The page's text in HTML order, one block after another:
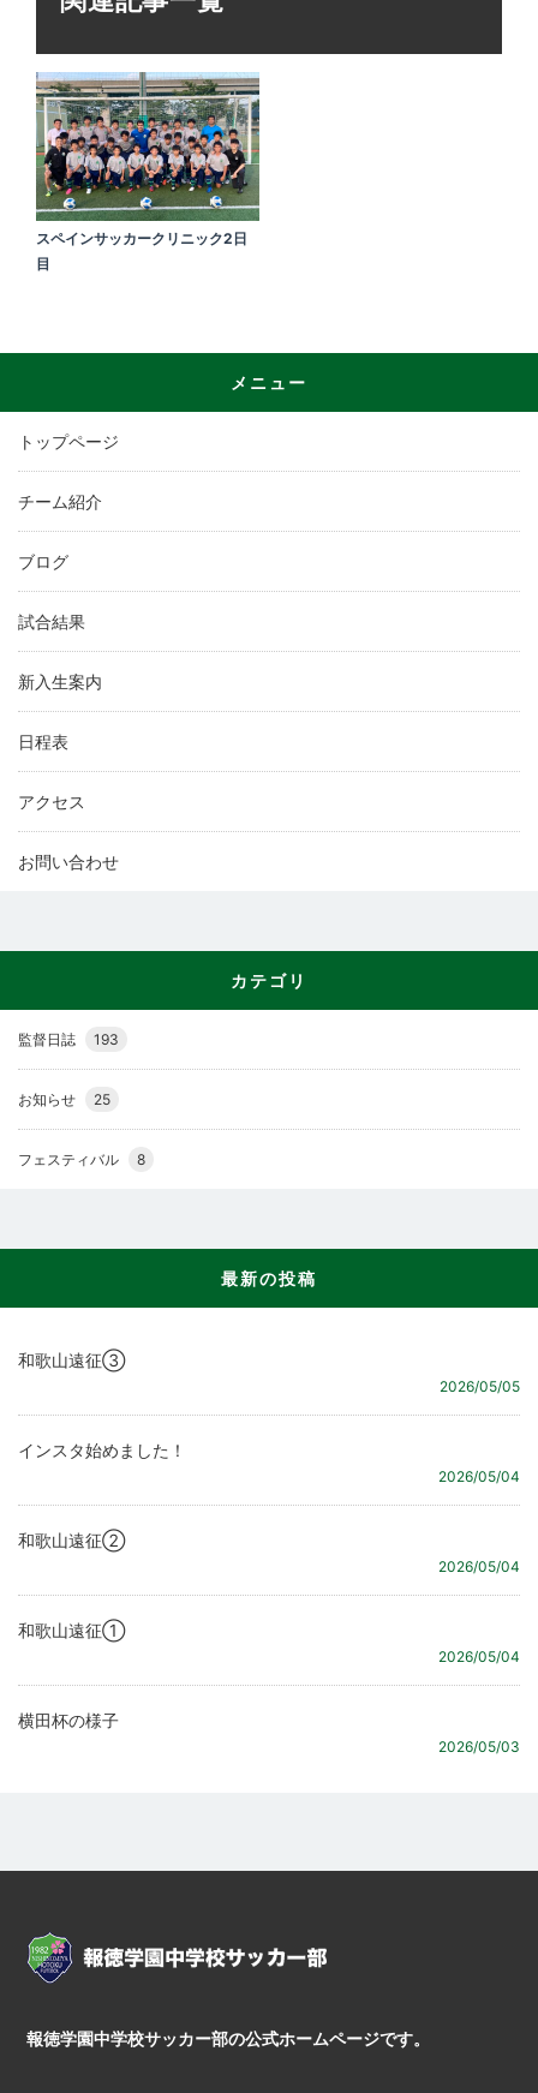
スペインサッカークリニック2日
目
メニュー
トップページ
チーム紹介
ブログ
試合結果
新入生案内
日程表
アクセス
お問い合わせ
カテゴリ
監督日誌 193
お知らせ 25
フェスティバル 8
最新の投稿
和歌山遠征③
2026/05/05
インスタ始めました！
2026/05/04
和歌山遠征②
2026/05/04
和歌山遠征①
2026/05/04
横田杯の様子
2026/05/03
報徳学園中学校サッカー部の公式ホームページです。